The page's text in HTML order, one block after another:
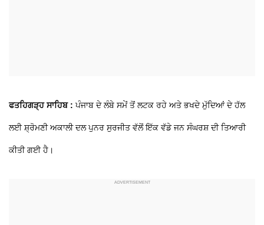
ਫਤਹਿਗੜ੍ਹ ਸਾਹਿਬ : ਪੰਜਾਬ ਦੇ ਲੰਬੇ ਸਮੇਂ ਤੋਂ ਲਟਕ ਰਹੇ ਅਤੇ ਭਖਦੇ ਮੁੱਦਿਆਂ ਦੇ ਹੱਲ
ਲਈ ਸ਼੍ਰੋਮਣੀ ਅਕਾਲੀ ਦਲ ਪੁਨਰ ਸੁਰਜੀਤ ਵੱਲੋਂ ਇੱਕ ਵੱਡੇ ਜਨ ਸੰਘਰਸ਼ ਦੀ ਤਿਆਰੀ
ਕੀਤੀ ਗਈ ਹੈ।